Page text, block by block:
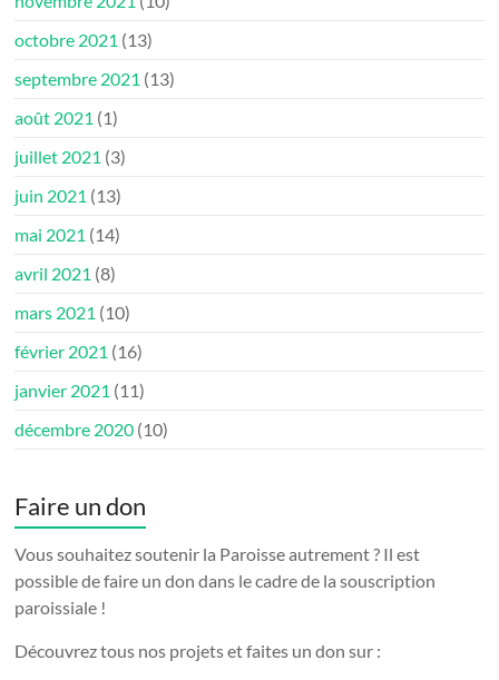
octobre 2021 (13)
septembre 2021 (13)
août 2021 (1)
juillet 2021 (3)
juin 2021 (13)
mai 2021 (14)
avril 2021 (8)
mars 2021 (10)
février 2021 (16)
janvier 2021 (11)
décembre 2020 (10)
Faire un don
Vous souhaitez soutenir la Paroisse autrement ? Il est
possible de faire un don dans le cadre de la souscription
paroissiale !
Découvrez tous nos projets et faites un don sur :